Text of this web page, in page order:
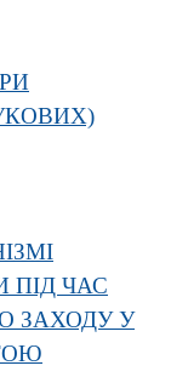
ПІД ЧАС
ЗАХОДУ У